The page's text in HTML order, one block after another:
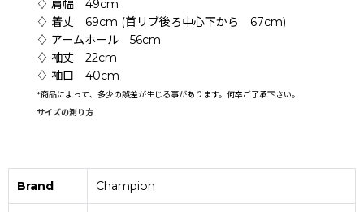
♢ 肩幅 49cm
♢ 着丈 69cm (首リブ後ろ中心下から 67cm)
♢ アームホール 56cm
♢ 袖丈 22cm
♢ 袖口 40cm
*商品によって、多少の誤差が生じる事があります。何卒ご了承下さい。
サイズの測り方
Brand Champion